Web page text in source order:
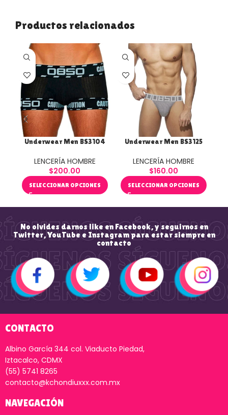
Productos relacionados
Underwear Men BS3104
LENCERÍA HOMBRE
$200.00
SELECCIONAR OPCIONES
Underwear Men BS3125
LENCERÍA HOMBRE
$160.00
SELECCIONAR OPCIONES
No olvides darnos like en Facebook, y seguirnos en
Twitter, YouTube e Instagram para estar siempre en
contacto
CONTACTO
Albino García 344 col. Viaducto Piedad,
Iztacalco, CDMX
(55) 5741 8265
contacto@kchondiuxxx.com.mx
NAVEGACIÓN